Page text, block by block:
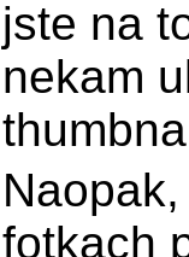
jste na
nekam
fotkach